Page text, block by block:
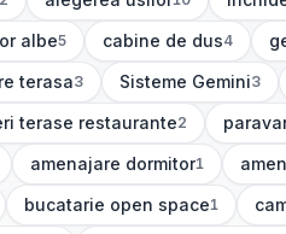
(10articole) (9
albe5 cabine de dus
(4articole) 4 (4
terasa3 Sisteme Gemini
(3articole) 3
terase restaurante2 (2
amenajare dormitor
(1articole) 1 (1
bucatarie open space
(1articole) 1 (1